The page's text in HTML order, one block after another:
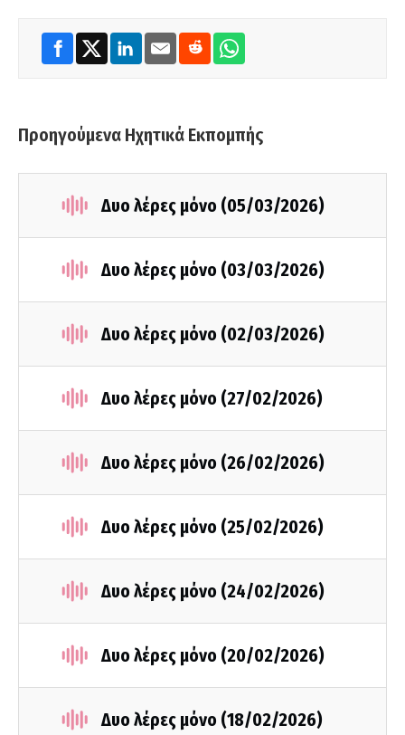
Προηγούμενα Ηχητικά Εκπομπής
Δυο λέρες μόνο (05/03/2026)
Δυο λέρες μόνο (03/03/2026)
Δυο λέρες μόνο (02/03/2026)
Δυο λέρες μόνο (27/02/2026)
Δυο λέρες μόνο (26/02/2026)
Δυο λέρες μόνο (25/02/2026)
Δυο λέρες μόνο (24/02/2026)
Δυο λέρες μόνο (20/02/2026)
Δυο λέρες μόνο (18/02/2026)